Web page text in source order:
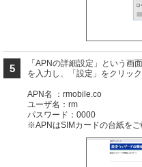
5
「APNの詳細設定」という画
を入力し、「設定」をクリック
APN名 ：rmobile.co
ユーザ名：rm
パスワード：0000
※APNはSIMカードの台紙をご